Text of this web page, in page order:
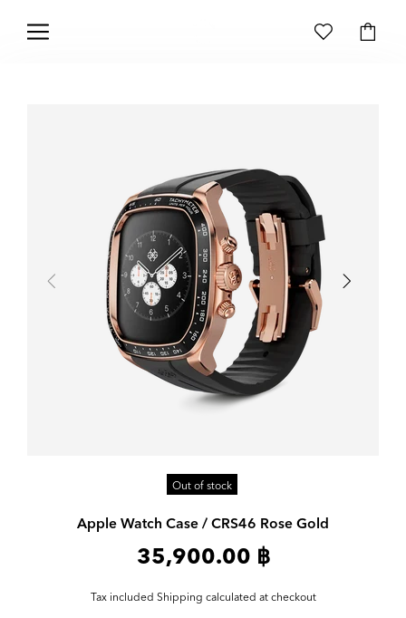
Out of stock
Apple Watch Case / CRS46 Rose Gold
35,900.00 ฿
Tax included Shipping calculated at checkout